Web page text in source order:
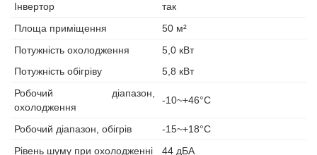
Інвертор
так
Площа приміщення
50 м²
Потужність охолодження
5,0 кВт
Потужність обігріву
5,8 кВт
Робочий діапазон,
охолодження
-10~+46°С
Робочий діапазон, обігрів
-15~+18°С
Рівень шуму при охолодженні
44 дБА